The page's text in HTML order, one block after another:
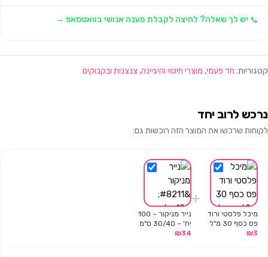
יש לך שאלה? לחיצה לקבלת מענה אנושי בוואטסאפ →
קטגוריות: חד פעמי, מוצרי חיטוי והיגיינה, צנצנות ובקבוקים
נרכש לרוב יחד
לקוחות שרכשו את המוצר הזה רוכשות גם:
מיכל פלסטי ורוד
פס כסף 30 מ"ל
₪3
+
נייר מניקור – 100
יח' – 30/40 ס"מ
₪34